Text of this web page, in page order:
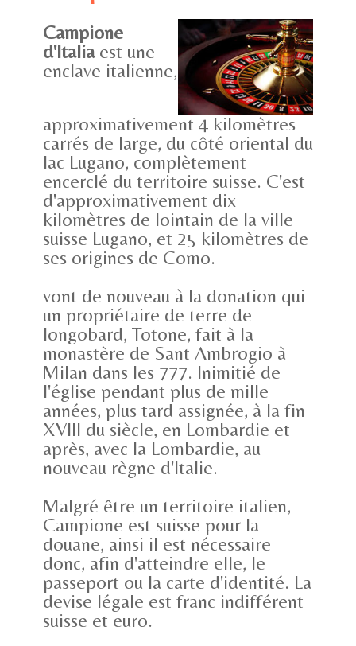
Campione
d'Italiaest une
enclave italienne,
approximativement 4 kilomètres
carrés de large, du côté oriental du
lac Lugano, complètement
encerclé du territoire suisse. C'est
d'approximativement dix
kilomètres de lointain de la ville
suisse Lugano, et 25 kilomètres de
ses origines de Como.
vont de nouveau à la donation qui
un propriétaire de terre de
longobard, Totone, fait à la
monastère de Sant Ambrogio à
Milan dans les 777. Inimitié de
l'église pendant plus de mille
années, plus tard assignée, à la fin
XVIII du siècle, en Lombardie et
après, avec la Lombardie, au
nouveau règne d'Italie.
Malgré être un territoire italien,
Campione est suisse pour la
douane, ainsi il est nécessaire
donc, afin d'atteindre elle, le
passeport ou la carte d'identité. La
devise légale est franc indifférent
suisse et euro.